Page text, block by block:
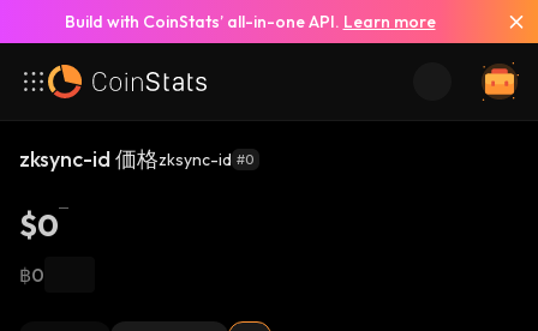
Build with CoinStats’ all-in-one API. Learn more
zksync-id 価格zksync-id #0
$0
฿0